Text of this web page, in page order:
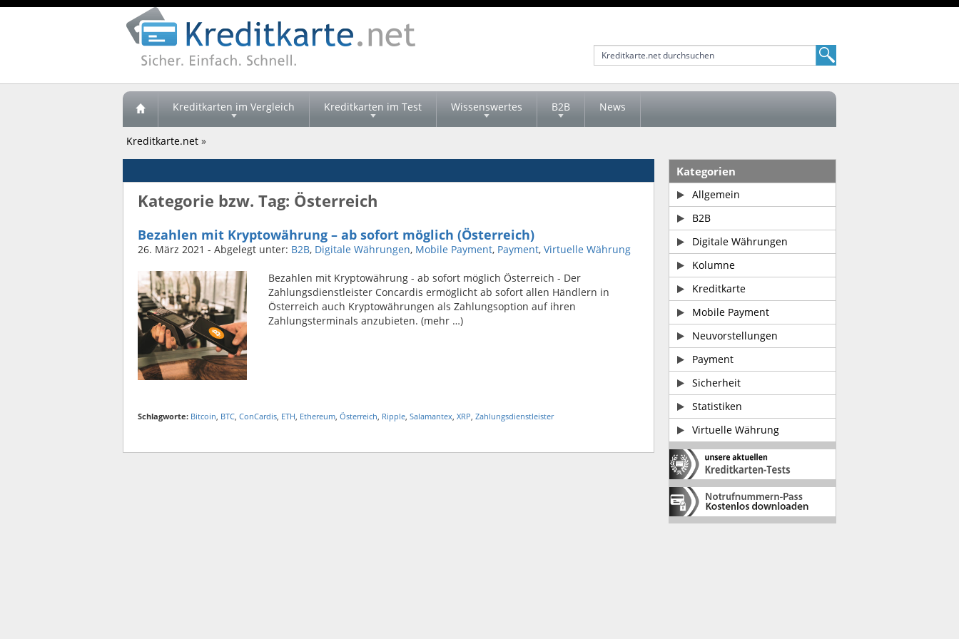
Kreditkarten im Vergleich Kreditkarten im Test Wissenswertes B2B News
Kreditkarte.net »
Kategorie bzw. Tag: Österreich
Bezahlen mit Kryptowährung – ab sofort möglich (Österreich)
26. März 2021 - Abgelegt unter: B2B, Digitale Währungen, Mobile Payment, Payment, Virtuelle Währung
Bezahlen mit Kryptowährung - ab sofort möglich Österreich - Der
Zahlungsdienstleister Concardis ermöglicht ab sofort allen Händlern in
Österreich auch Kryptowährungen als Zahlungsoption auf ihren
Zahlungsterminals anzubieten. (mehr …)
Schlagworte: Bitcoin, BTC, ConCardis, ETH, Ethereum, Österreich, Ripple, Salamantex, XRP, Zahlungsdienstleister
Kategorien
Allgemein
B2B
Digitale Währungen
Kolumne
Kreditkarte
Mobile Payment
Neuvorstellungen
Payment
Sicherheit
Statistiken
Virtuelle Währung